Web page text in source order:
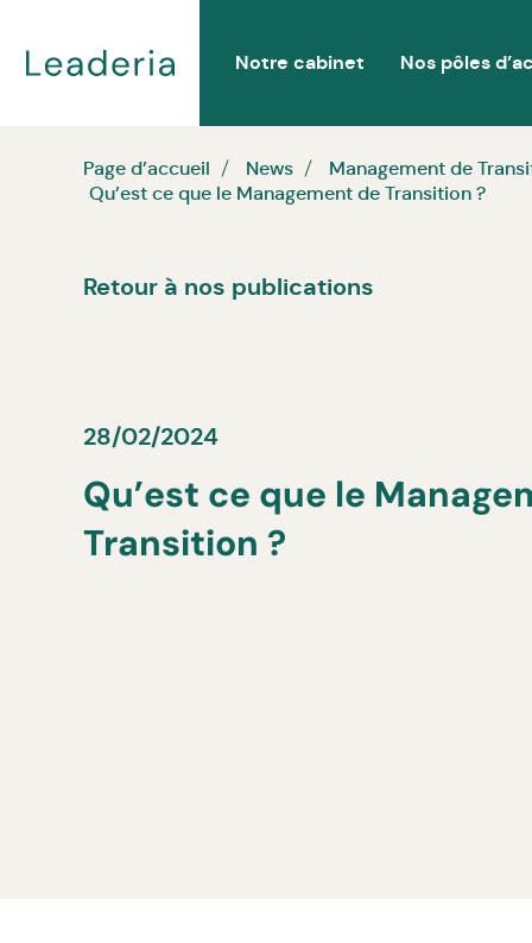
Notre cabinet Nos pôles
Page d’accueil News
Management de
Qu’est ce que le Management de Transition ?
Retour à nos publications
28/02/2024
Qu’est ce que le
Transition ?